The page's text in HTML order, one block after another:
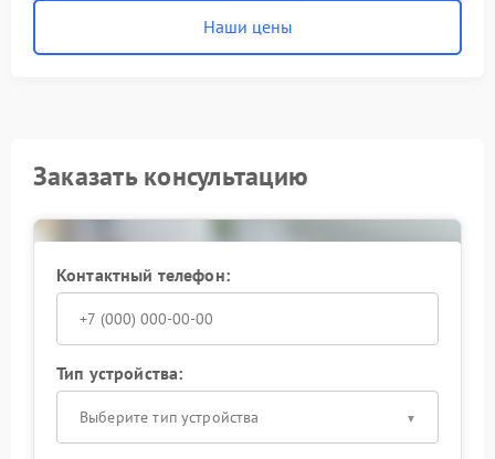
Наши цены
Заказать консультацию
Контактный телефон:
Тип устройства:
Выберите тип устройства